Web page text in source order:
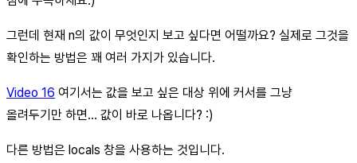
그런데 현재 n의 값이 무엇인지 보고 싶다면 어떨까요? 실제로 그것을
확인하는 방법은 꽤 여러 가지가 있습니다.
Video 16 여기서는 값을 보고 싶은 대상 위에 커서를 그냥
올려두기만 하면… 값이 바로 나옵니다? :)
다른 방법은 locals 창을 사용하는 것입니다.